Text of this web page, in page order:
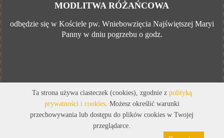
MODLITWA RÓŻAŃCOWA
odbędzie się w Kościele pw. Wniebowzięcia Najświętszej Maryi
Panny w dniu pogrzebu o godz.
Ta strona używa ciasteczek (cookies), zgodnie z polityką
prywatności i cookies. Możesz określić warunki
przechowywania lub dostępu do plików cookies w Twojej
przeglądarce.